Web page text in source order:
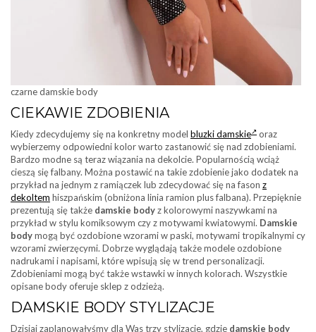
czarne damskie body
CIEKAWIE ZDOBIENIA
Kiedy zdecydujemy się na konkretny model bluzki damskie
oraz
wybierzemy odpowiedni kolor warto zastanowić się nad zdobieniami.
Bardzo modne są teraz wiązania na dekolcie. Popularnością wciąż
cieszą się falbany. Można postawić na takie zdobienie jako dodatek na
przykład na jednym z ramiączek lub zdecydować się na fason z
dekoltem hiszpańskim (obniżona linia ramion plus falbana). Przepięknie
prezentują się także damskie bodyz kolorowymi naszywkami na
przykład w stylu komiksowym czy z motywami kwiatowymi. Damskie
bodymogą być ozdobione wzorami w paski, motywami tropikalnymi cy
wzorami zwierzęcymi. Dobrze wyglądają także modele ozdobione
nadrukami i napisami, które wpisują się w trend personalizacji.
Zdobieniami mogą być także wstawki w innych kolorach. Wszystkie
opisane body oferuje sklep z odzieżą.
DAMSKIE BODY STYLIZACJE
Dzisiaj zaplanowałyśmy dla Was trzy stylizacje, gdzie damskie body